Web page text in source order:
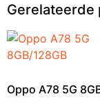
Gerelateerde
Oppo A78 5G